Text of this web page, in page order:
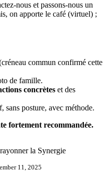
et passons‑nous un
on apporte le café (virtuel) ;
commun confirmé cette
de famille.
concrètes et des
sans posture, avec méthode.
fortement recommandée.
11, 2025